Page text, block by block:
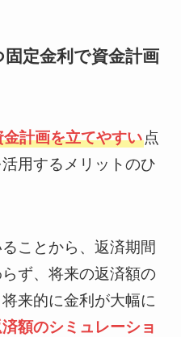
定金利で資金計画
計画を立てやすい点
用するメリットのひ
ことから、返済期間
ず、将来の返済額の
来的に金利が大幅に
額のシミュレーショ